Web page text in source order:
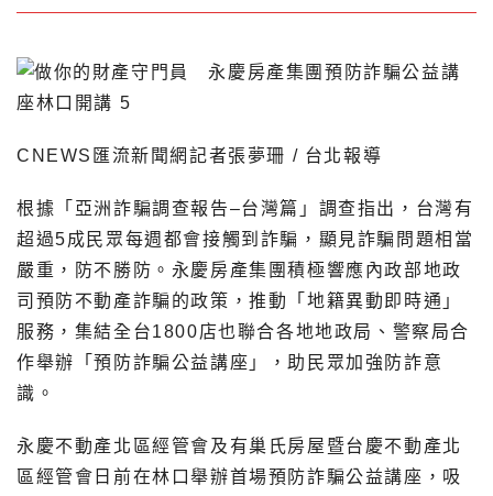
CNEWS匯流新聞網記者張夢珊 / 台北報導
根據「亞洲詐騙調查報告–台灣篇」調查指出，台灣有
超過5成民眾每週都會接觸到詐騙，顯見詐騙問題相當
嚴重，防不勝防。永慶房產集團積極響應內政部地政
司預防不動產詐騙的政策，推動「地籍異動即時通」
服務，集結全台1800店也聯合各地地政局、警察局合
作舉辦「預防詐騙公益講座」，助民眾加強防詐意
識。
永慶不動產北區經管會及有巢氏房屋暨台慶不動產北
區經管會日前在林口舉辦首場預防詐騙公益講座，吸